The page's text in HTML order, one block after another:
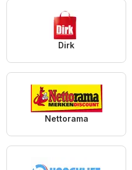
Dirk
Nettorama